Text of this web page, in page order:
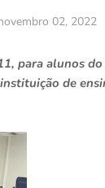
02, 2022
para alunos
de